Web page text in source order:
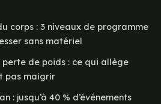
corps : 3 niveaux de programme
sans matériel
de poids : ce qui allège
pas maigrir
: jusqu’à 40 % d’événements